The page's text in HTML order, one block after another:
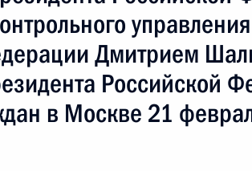
приняты), данное по итогам
жительницы Новосибирской
Дмитрием
Российской
в Москве 21